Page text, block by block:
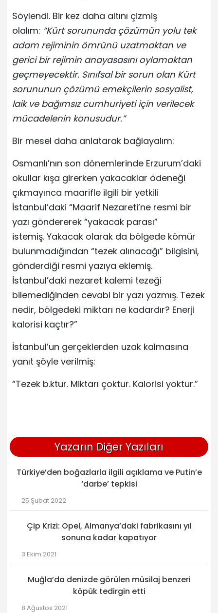
Söylendi. Bir kez daha altını çizmiş
olalım: “Kürt sorununda çözümün yolu tek
adam rejiminin ömrünü uzatmaktan ve
gerici bir rejimin anayasasını oylamaktan
geçmeyecektir. Sınıfsal bir sorun olan Kürt
sorununun çözümü emekçilerin sosyalist,
laik ve bağımsız cumhuriyeti için verilecek
mücadelenin konusudur.”
Bir mesel daha anlatarak bağlayalım:
Osmanlı’nın son dönemlerinde Erzurum’daki
okullar kışa girerken yakacaklar ödeneği
çıkmayınca maarifle ilgili bir yetkili
İstanbul’daki “Maarif Nezareti’ne resmi bir
yazı göndererek “yakacak parası”
istemiş. Yakacak olarak da bölgede kömür
bulunmadığından “tezek alınacağı” bilgisini,
gönderdiği resmi yazıya eklemiş.
İstanbul’daki nezaret kalemi tezeği
bilemediğinden cevabi bir yazı yazmış. Tezek
nedir, bölgedeki miktarı ne kadardır? Enerji
kalorisi kaçtır?”
İstanbul’un gerçeklerden uzak kalmasına
yanıt şöyle verilmiş:
“Tezek b.ktur. Miktarı çoktur. Kalorisi yoktur.”
Yazarın Diğer Yazıları
Türkiye’den boğazlarla ilgili açıklama ve Putin’e
‘darbe’ tepkisi
25 Şubat 2022
Çip Krizi: Opel, Almanya’daki fabrikasını yıl
sonuna kadar kapatıyor
3 Ekim 2021
Muğla’da denizde görülen müsilaj benzeri
köpük tedirgin etti
8 Ağustos 2021